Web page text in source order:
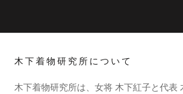
木下着物研究所について
木下着物研究所は、女将 木下紅子と代表